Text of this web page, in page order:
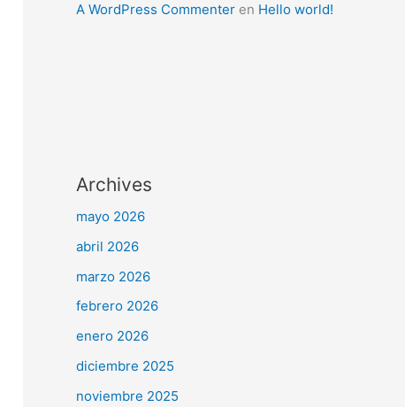
A WordPress Commenter en Hello world!
Archives
mayo 2026
abril 2026
marzo 2026
febrero 2026
enero 2026
diciembre 2025
noviembre 2025